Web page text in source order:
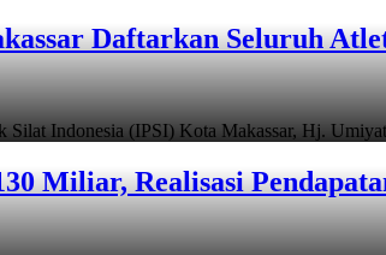
Daftarkan Seluruh
Indonesia (IPSI) Kota Makassar, Hj.
Miliar, Realisasi